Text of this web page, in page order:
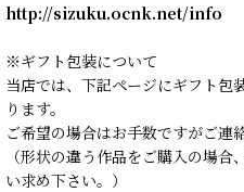
http://sizuku.ocnk.net/info
※ギフト包装について
当店では、下記ページにギフト包
ります。
ご希望の場合はお手数ですがご連
（形状の違う作品をご購入の場
い求め下さい。）